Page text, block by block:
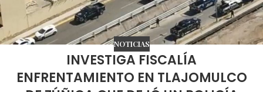
NOTICIAS
INVESTIGA FISCALÍA
ENFRENTAMIENTO EN TLAJOMULCO